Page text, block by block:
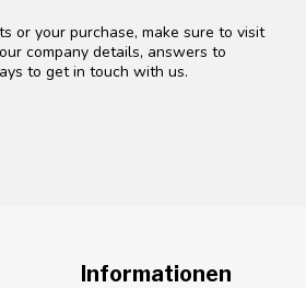
or your purchase, make sure to visit
company details, answers to
to get in touch with us.
Informationen